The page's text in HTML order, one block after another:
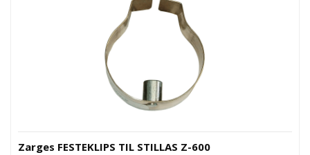
Zarges FESTEKLIPS TIL STILLAS Z-600